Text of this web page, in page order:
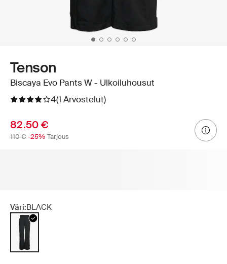
Tenson
Biscaya Evo Pants W - Ulkoiluhousut
4(1 Arvostelut)
82.50 €
110 € -25% Tarjous
Väri:BLACK